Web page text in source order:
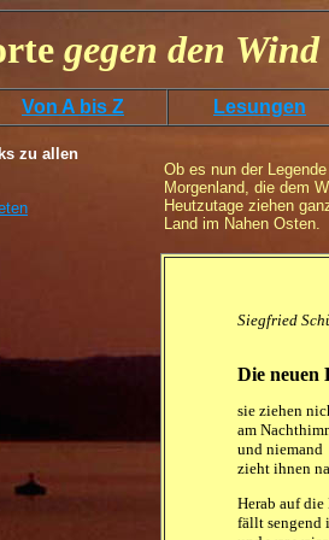
gegen den
Von A bis Z Lesungen
zu allen
Ob es nun der
Morgenland, die dem
Heutzutage ziehen
Land im Nahen Osten.
Siegfried
Die neuen
sie ziehen
am
und niemand
zieht ihnen
Herab auf die
fällt sengend